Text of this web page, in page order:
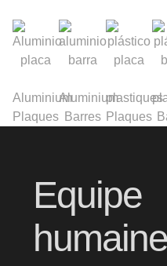
Aluminium
Plaques
Aluminium
Barres
plastiques
Plaques
Equipe
humaine